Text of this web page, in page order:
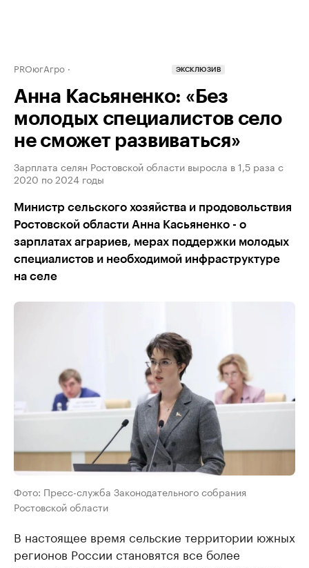
PROюгАгро ЭКСКЛЮЗИВ
Анна Касьяненко: «Без
молодых специалистов село
не сможет развиваться»
Зарплата селян Ростовской области выросла в 1,5 раза с
2020 по 2024 годы
Министр сельского хозяйства и продовольствия
Ростовской области Анна Касьяненко - о
зарплатах аграриев, мерах поддержки молодых
специалистов и необходимой инфраструктуре
на селе
Фото: Пресс-служба Законодательного собрания
Ростовской области
В настоящее время сельские территории южных
регионов России становятся все более